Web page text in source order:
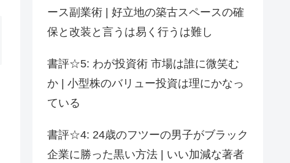
ース副業術 | 好立地の築古スペースの確
保と改装と言うは易く行うは難し
書評☆5: わが投資術 市場は誰に微笑む
か | 小型株のバリュー投資は理にかなっ
ている
書評☆4: 24歳のフツーの男子がブラック
企業に勝った黒い方法 | いい加減な著者